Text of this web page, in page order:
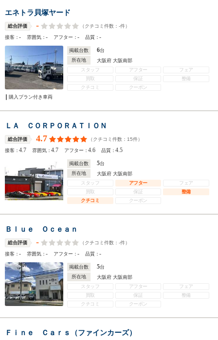
エネトラ貝塚ヤード
総合評価 - （クチコミ件数： -件）
接客：- 雰囲気：- アフター：- 品質：-
掲載台数 6台
所在地
大阪府 大阪南部
スタッフ
アフター
フェア
買取
保証
整備
クチコミ
クーポン
購入プラン付き車両
ＬＡ ＣＯＲＰＯＲＡＴＩＯＮ
総合評価 4.7 （クチコミ件数： 15件）
接客：4.7 雰囲気：4.7 アフター：4.6 品質：4.5
掲載台数 5台
所在地
大阪府 大阪南部
スタッフ
アフター
フェア
買取
保証
整備
クチコミ
クーポン
Ｂｌｕｅ Ｏｃｅａｎ
総合評価 - （クチコミ件数： -件）
接客：- 雰囲気：- アフター：- 品質：-
掲載台数 5台
所在地
大阪府 大阪南部
スタッフ
アフター
フェア
買取
保証
整備
クチコミ
クーポン
Ｆｉｎｅ Ｃａｒｓ（ファインカーズ）